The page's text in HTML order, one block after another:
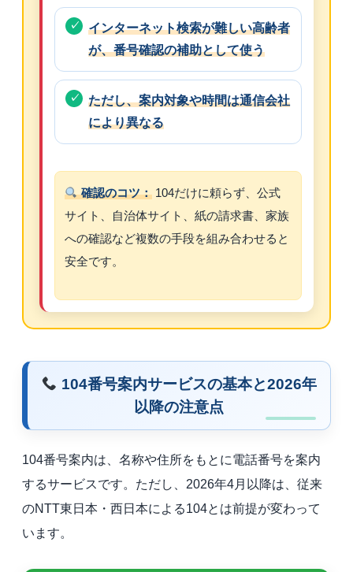
インターネット検索が難しい高齢者
が、番号確認の補助として使う
ただし、案内対象や時間は通信会社
により異なる
確認のコツ： 104だけに頼らず、公式
サイト、自治体サイト、紙の請求書、家族
への確認など複数の手段を組み合わせると
安全です。
104番号案内サービスの基本と2026年
以降の注意点
104番号案内は、名称や住所をもとに電話番号を案内
するサービスです。ただし、2026年4月以降は、従来
のNTT東日本・西日本による104とは前提が変わって
います。